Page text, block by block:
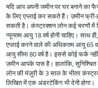
यदि आप अपनी जमीन पर घर बनाने का
के लिए एप्लाई कर सकते हैं। ज़मीन फ्री-
सकती है। कंस्ट्रक्शन लोन कई चरणों में
न्यूनतम आयु 18 वर्ष होनी चाहिए। साथ
एप्लाई करने वाले की अधिकतम आयु 65
आयु सीमा 80 वर्ष है। इससे कोई फर्क
ज़मीन आपके पास है। हालांकि,
लोन की मंज़ूरी के 3 साल के भीतर
लिखित में एक अंडरटेकिंग भी देनी होगा।